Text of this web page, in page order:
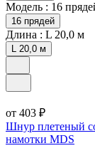
Модель : 16
16 прядей
Длина : L 20,0 м
L 20,0 м
от 403 ₽
Шнур
намотки MDS